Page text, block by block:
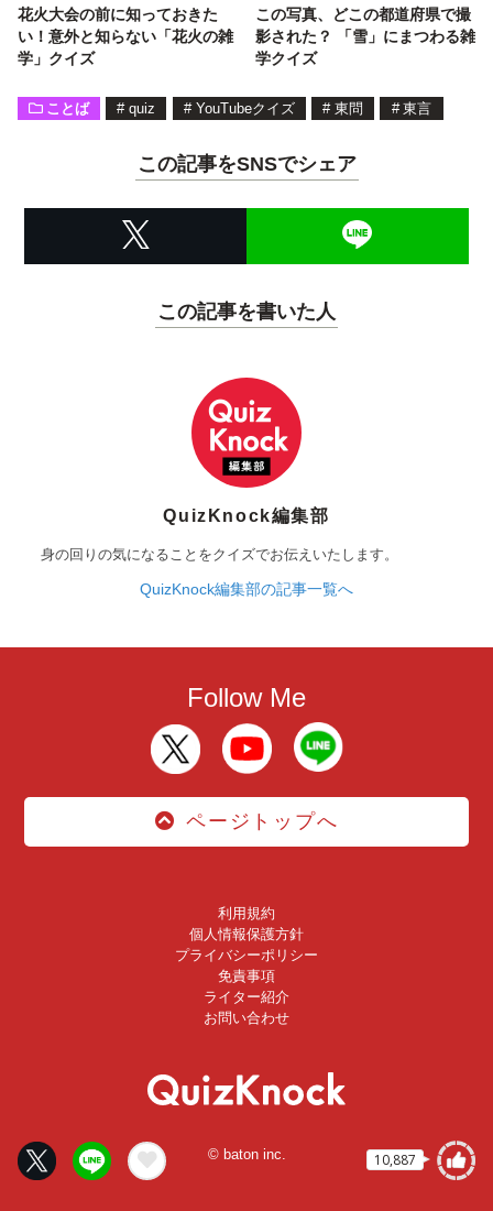
10,887
花火大会の前に知っておきた
い！意外と知らない「花火の雑
学」クイズ
この写真、どこの都道府県で撮
影された？ 「雪」にまつわる雑
学クイズ
ことば # quiz # YouTubeクイズ # 東問 # 東言
この記事をSNSでシェア
この記事を書いた人
QuizKnock編集部
身の回りの気になることをクイズでお伝えいたします。
QuizKnock編集部の記事一覧へ
Follow Me
ページトップへ
利用規約
個人情報保護方針
プライバシーポリシー
免責事項
ライター紹介
お問い合わせ
© baton inc.